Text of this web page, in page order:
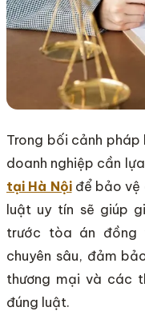
Trong bối cảnh
doanh nghiệp cần
tại Hà Nộiđể bảo vệ
luật uy tín sẽ giúp
trước tòa án đồng
chuyên sâu, đảm
thương mại và các
đúng luật.